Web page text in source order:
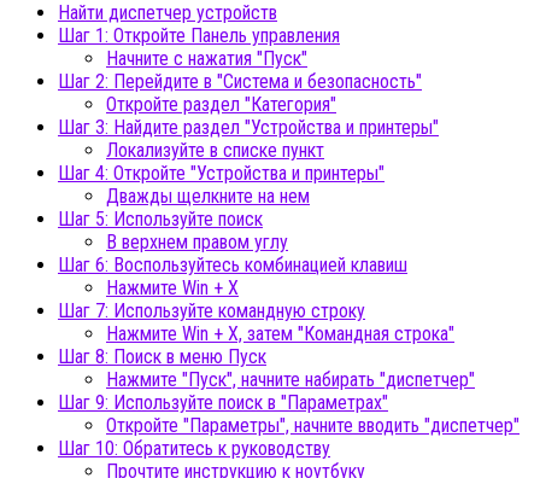
Найти диспетчер устройств
Шаг 1: Откройте Панель управления
Начните с нажатия "Пуск"
Шаг 2: Перейдите в "Система и безопасность"
Откройте раздел "Категория"
Шаг 3: Найдите раздел "Устройства и принтеры"
Локализуйте в списке пункт
Шаг 4: Откройте "Устройства и принтеры"
Дважды щелкните на нем
Шаг 5: Используйте поиск
В верхнем правом углу
Шаг 6: Воспользуйтесь комбинацией клавиш
Нажмите Win + X
Шаг 7: Используйте командную строку
Нажмите Win + X, затем "Командная строка"
Шаг 8: Поиск в меню Пуск
Нажмите "Пуск", начните набирать "диспетчер"
Шаг 9: Используйте поиск в "Параметрах"
Откройте "Параметры", начните вводить "диспетчер"
Шаг 10: Обратитесь к руководству
Прочтите инструкцию к ноутбуку